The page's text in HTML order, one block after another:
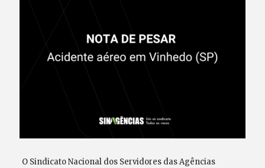
O Sindicato Nacional dos Servidores das Agências